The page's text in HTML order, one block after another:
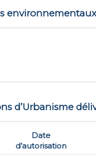
d’Urbanisme
Date
d’autorisation